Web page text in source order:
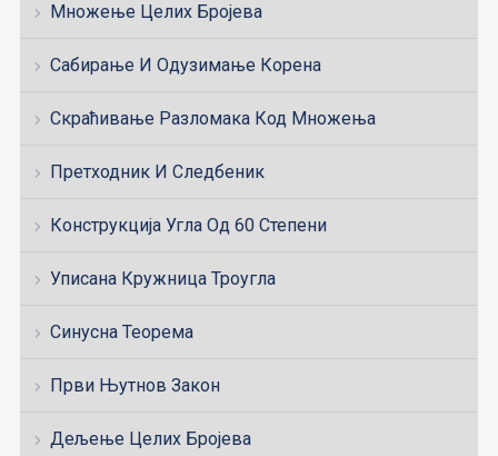
Множење Целих Бројева
Сабирање И Одузимање Корена
Скраћивање Разломака Код Множења
Претходник И Следбеник
Конструкција Угла Од 60 Степени
Уписана Кружница Троугла
Синусна Теорема
Први Њутнов Закон
Дељење Целих Бројева